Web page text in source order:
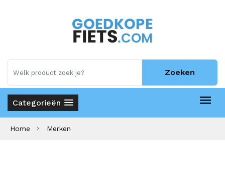
Zoeken
Categorieën
Home Merken